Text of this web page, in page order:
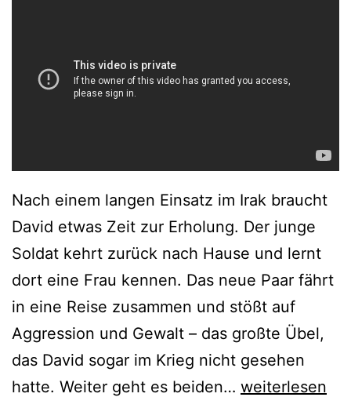
Nach einem langen Einsatz im Irak braucht
David etwas Zeit zur Erholung. Der junge
Soldat kehrt zurück nach Hause und lernt
dort eine Frau kennen. Das neue Paar fährt
in eine Reise zusammen und stößt auf
Aggression und Gewalt – das großte Übel,
das David sogar im Krieg nicht gesehen
hatte. Weiter geht es beiden… In
weiterlesen